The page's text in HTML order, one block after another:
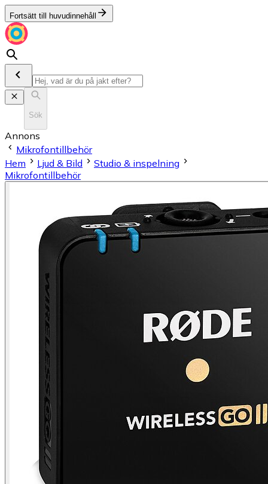
Fortsätt till huvudinnehåll
Sök
Annons
Mikrofontillbehör
Hem
Ljud & Bild
Studio & inspelning
Mikrofontillbehör